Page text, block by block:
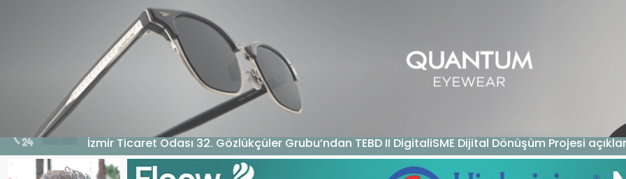
EKONOMI MAGAZIN
5 Ağustos 2026 - 10:14
İzmir Ticaret Odası 32. Gözlükçüler Grubu’ndan TEBD II DigitaliSME Dijital Dönüşüm Projesi